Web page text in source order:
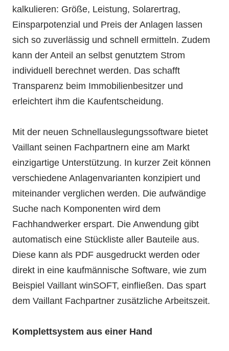
kalkulieren: Größe, Leistung, Solarertrag,
Einsparpotenzial und Preis der Anlagen lassen
sich so zuverlässig und schnell ermitteln. Zudem
kann der Anteil an selbst genutztem Strom
individuell berechnet werden. Das schafft
Transparenz beim Immobilienbesitzer und
erleichtert ihm die Kaufentscheidung.
Mit der neuen Schnellauslegungssoftware bietet
Vaillant seinen Fachpartnern eine am Markt
einzigartige Unterstützung. In kurzer Zeit können
verschiedene Anlagenvarianten konzipiert und
miteinander verglichen werden. Die aufwändige
Suche nach Komponenten wird dem
Fachhandwerker erspart. Die Anwendung gibt
automatisch eine Stückliste aller Bauteile aus.
Diese kann als PDF ausgedruckt werden oder
direkt in eine kaufmännische Software, wie zum
Beispiel Vaillant winSOFT, einfließen. Das spart
dem Vaillant Fachpartner zusätzliche Arbeitszeit.
Komplettsystem aus einer Hand